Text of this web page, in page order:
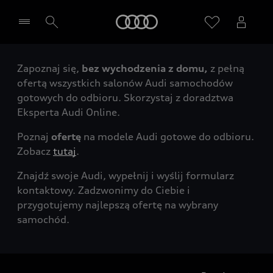
Wybierz Twojego Partnera Audi
Zapoznaj się, bez wychodzenia z domu, z pełną
ofertą wszystkich salonów Audi samochodów
gotowych do odbioru. Skorzystaj z doradztwa
Eksperta Audi Online.
Poznaj ofertę na modele Audi gotowe do odbioru.
Zobacz tutaj.
Znajdź swoje Audi, wypełnij i wyślij formularz
kontaktowy. Zadzwonimy do Ciebie i
przygotujemy najlepszą ofertę na wybrany
samochód.